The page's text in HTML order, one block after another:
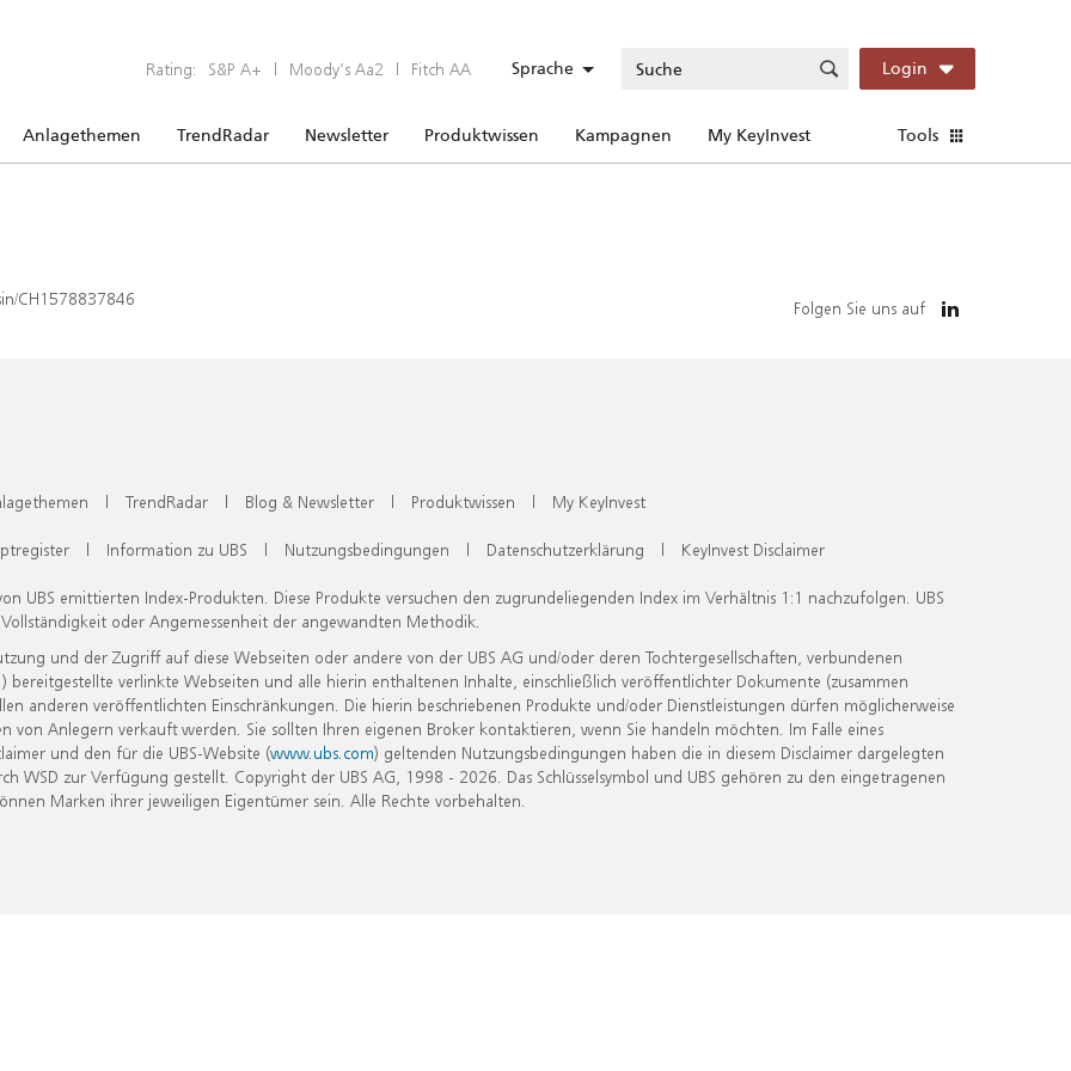
Rating: S&P A+ | Moody’s Aa2 | Fitch AA Sprache Login
Anlagethemen TrendRadar Newsletter Produktwissen Kampagnen My KeyInvest Tools
CH1578837846 Folgen Sie uns auf
| TrendRadar | Blog & Newsletter | Produktwissen | My KeyInvest
| Information zu UBS | Nutzungsbedingungen | Datenschutzerklärung | KeyInvest Disclaimer
UBS emittierten Index-Produkten. Diese Produkte versuchen den zugrundeliegenden Index im Verhältnis 1:1 nachzufolgen. UBS
oder Angemessenheit der angewandten Methodik.
und der Zugriff auf diese Webseiten oder andere von der UBS AG und/oder deren Tochtergesellschaften, verbundenen
verlinkte Webseiten und alle hierin enthaltenen Inhalte, einschließlich veröffentlichter Dokumente (zusammen
anderen veröffentlichten Einschränkungen. Die hierin beschriebenen Produkte und/oder Dienstleistungen dürfen möglicherweise
Anlegern verkauft werden. Sie sollten Ihren eigenen Broker kontaktieren, wenn Sie handeln möchten. Im Falle eines
und den für die UBS-Website (www.ubs.com) geltenden Nutzungsbedingungen haben die in diesem Disclaimer dargelegten
zur Verfügung gestellt. Copyright der UBS AG, 1998 - 2026. Das Schlüsselsymbol und UBS gehören zu den eingetragenen
Marken ihrer jeweiligen Eigentümer sein. Alle Rechte vorbehalten.